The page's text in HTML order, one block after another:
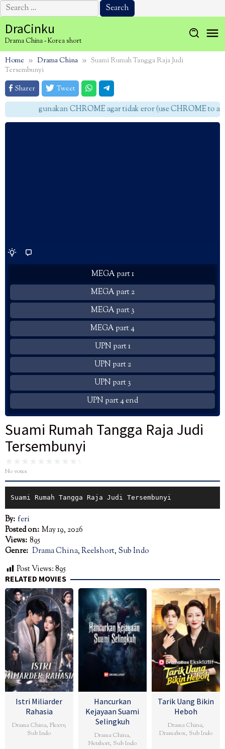
Search
for:
to
content
DraCinku
Drama China - Korea short
Home Drama China
Suami Rumah Tangga Raja Judi
Tersembunyi
Sharer
Tweet
gunakan CHROME agar tidak eror (use CHROME to
MEGA part 1
MEGA part 2
MEGA part 3
MEGA part 4
UPN part 1
UPN part 2
UPN part 3
UPN part 4 end
Suami Rumah Tangga Raja Judi
Tersembunyi
No votes
Suami Rumah Tangga Raja Judi Tersembunyi
By: feri
Posted on: May 19, 2026
Views: 895
Genre: Drama China,Reelshort, Sub Indo
Post Views:895
RELATED MOVIES
Istri Miliarder
Rahasia
Drama China, Flextv,
Sub Indo
Hancurkan
Kejayaan Suami
Selingkuh
Drama China,
Netshort, Sub Indo
Tarik Uang Bikin
Heboh
Drama China,
Dramabox, Sub Indo